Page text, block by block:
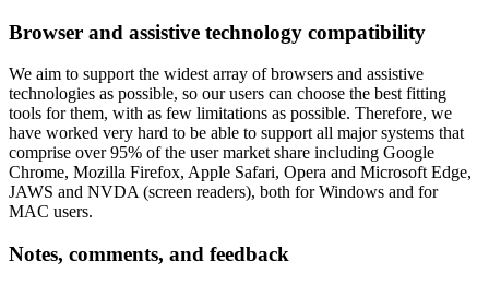
Browser and assistive technology compatibility
We aim to support the widest array of browsers and assistive
technologies as possible, so our users can choose the best fitting
tools for them, with as few limitations as possible. Therefore, we
have worked very hard to be able to support all major systems that
comprise over 95% of the user market share including Google
Chrome, Mozilla Firefox, Apple Safari, Opera and Microsoft Edge,
JAWS and NVDA (screen readers), both for Windows and for
MAC users.
Notes, comments, and feedback